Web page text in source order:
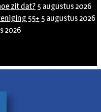
zit dat? 5 augustus 2026
55+ 5 augustus 2026
2026